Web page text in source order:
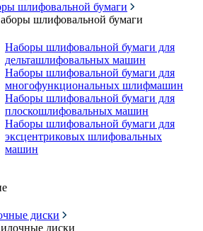
шлифовальной бумаги
шлифовальной бумаги
Наборы шлифовальной бумаги для
дельташлифовальных машин
Наборы шлифовальной бумаги для
многофункциональных шлифмашин
Наборы шлифовальной бумаги для
плоскошлифовальных машин
Наборы шлифовальной бумаги для
эксцентриковых шлифовальных
машин
диски
диски